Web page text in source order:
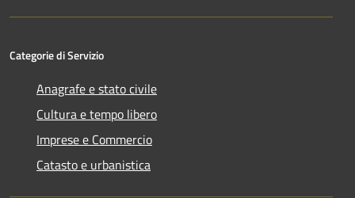
Categorie di Servizio
Anagrafe e stato civile
Cultura e tempo libero
Imprese e Commercio
Catasto e urbanistica